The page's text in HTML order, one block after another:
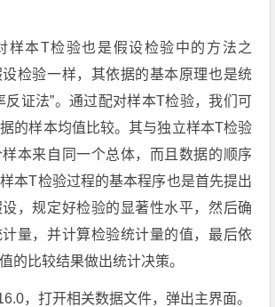
样本T检验也是假设检验中的方法之
检验一样，其依据的基本原理也是统
反证法”。通过配对样本T检验，我们可
的样本均值比较。其与独立样本T检验
本来自同一个总体，而且数据的顺序
本T检验过程的基本程序也是首先提出
，规定好检验的显著性水平，然后确
量，并计算检验统计量的值，最后依
的比较结果做出统计决策。
，打开相关数据文件，弹出主界面。